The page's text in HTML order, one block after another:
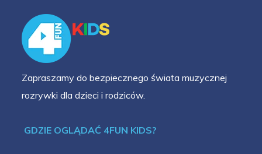
Zapraszamy do bezpiecznego świata muzycznej
rozrywki dla dzieci i rodziców.
GDZIE OGLĄDAĆ 4FUN KIDS?